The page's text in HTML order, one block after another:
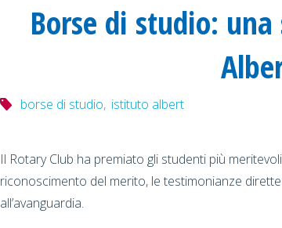
Borse di studio:
borse di studio, istituto albert
Il Rotary Club ha premiato gli studenti più
riconoscimento del merito, le testimonianze
all’avanguardia.